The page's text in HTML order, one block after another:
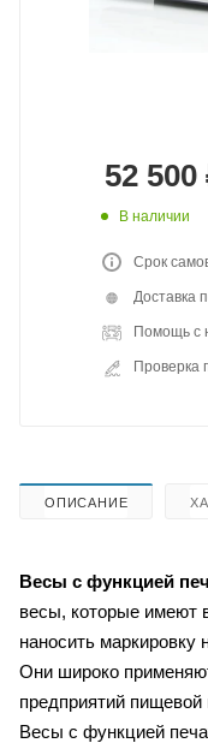
52 500
В наличии
Срок
Доставка
Помощь с
Проверка
ОПИСАНИЕ
Весы с функцией
весы, которые имеют
наносить маркировку
Они широко
предприятий
Весы с функцией